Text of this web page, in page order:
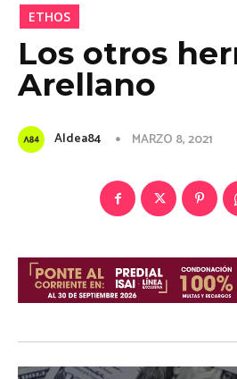
ETHOS
Los otros
Arellano
Aldea84 MARZO 8, 2021